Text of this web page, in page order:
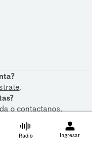
.
ocontactanos.
Radio Ingresar